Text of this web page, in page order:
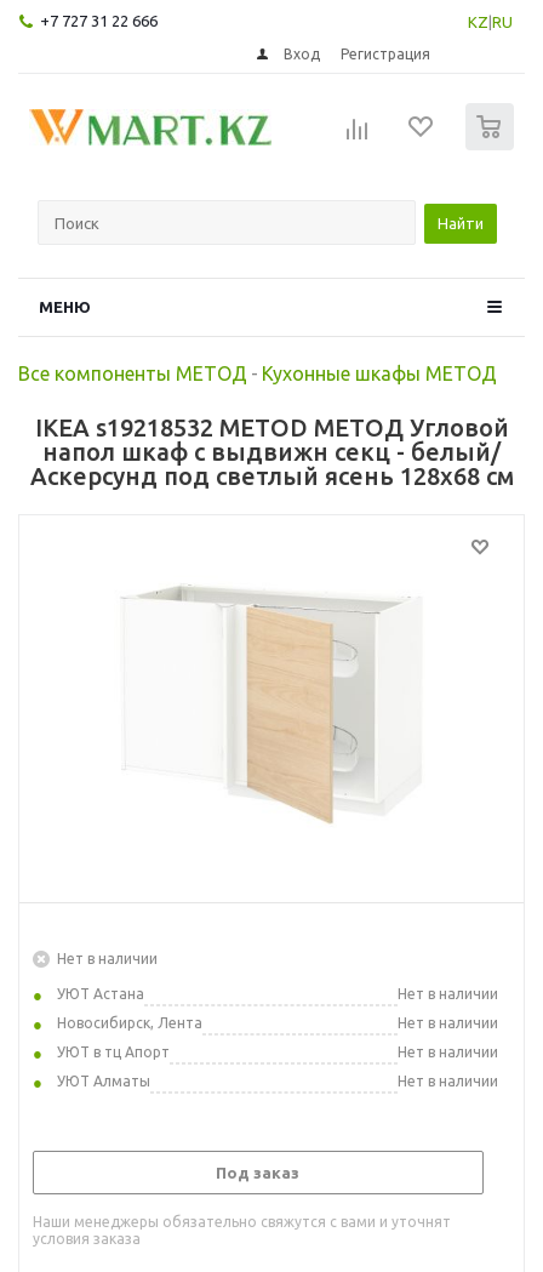
+7 727 31 22 666 KZ RU
Вход Регистрация
Найти
МЕНЮ
Все компоненты МЕТОД - Кухонные шкафы МЕТОД
IKEA s19218532 METOD МЕТОД Угловой
напол шкаф с выдвижн секц - белый/
Аскерсунд под светлый ясень 128x68 см
Нет в наличии
УЮТ Астана
Нет в наличии
Новосибирск, Лента
Нет в наличии
УЮТ в тц Апорт
Нет в наличии
УЮТ Алматы
Нет в наличии
Под заказ
Наши менеджеры обязательно свяжутся с вами и уточнят
условия заказа